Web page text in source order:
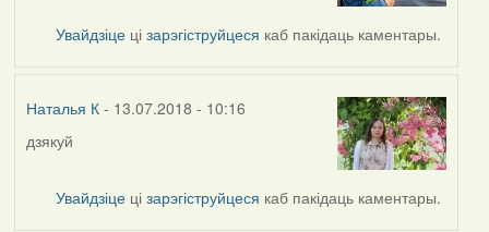
Увайдзіце цізарэгіструйцеся каб пакідаць каментары.
Наталья К- 13.07.2018 - 10:16
дзякуй
Увайдзіце цізарэгіструйцеся каб пакідаць каментары.